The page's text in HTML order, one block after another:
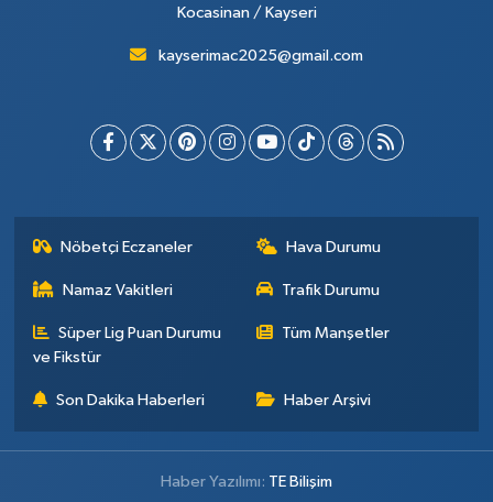
Kocasinan / Kayseri
kayserimac2025@gmail.com
Nöbetçi Eczaneler Hava Durumu
Namaz Vakitleri Trafik Durumu
Süper Lig Puan Durumu
ve Fikstür
Tüm Manşetler
Son Dakika Haberleri Haber Arşivi
Haber Yazılımı: TE Bilişim